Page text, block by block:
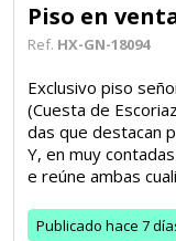
Piso en
Ref. HX-GN-18094
Exclusivo piso
(Cuesta de
das que destacan
Y, en muy
e reúne ambas
Publicado hace 7